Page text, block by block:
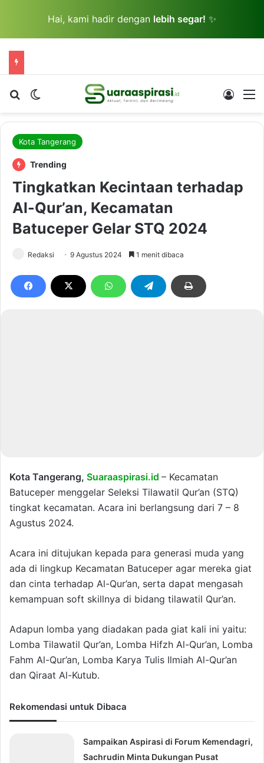
Hai, kami hadir dengan lebih segar! ✨
Cari berita...Switch skin Log In
Kota Tangerang
Trending
Tingkatkan Kecintaan terhadap
Al-Qur’an, Kecamatan
Batuceper Gelar STQ 2024
Redaksi 9 Agustus 2024 1 menit dibaca
Kota Tangerang, Suaraaspirasi.id – Kecamatan
Batuceper menggelar Seleksi Tilawatil Qur’an (STQ)
tingkat kecamatan. Acara ini berlangsung dari 7 – 8
Agustus 2024.
Acara ini ditujukan kepada para generasi muda yang
ada di lingkup Kecamatan Batuceper agar mereka giat
dan cinta terhadap Al-Qur’an, serta dapat mengasah
kemampuan soft skillnya di bidang tilawatil Qur’an.
Adapun lomba yang diadakan pada giat kali ini yaitu:
Lomba Tilawatil Qur’an, Lomba Hifzh Al-Qur’an, Lomba
Fahm Al-Qur’an, Lomba Karya Tulis Ilmiah Al-Qur’an
dan Qiraat Al-Kutub.
Rekomendasi untuk Dibaca
Sampaikan Aspirasi di Forum Kemendagri,
Sachrudin Minta Dukungan Pusat